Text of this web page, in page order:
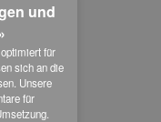
und
für
sich an die
Unsere
für